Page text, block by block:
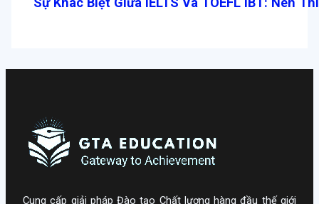
Cung cấp giải pháp Đào tạo Chất lượng hàng đầu thế giới